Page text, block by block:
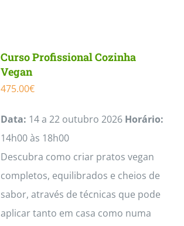
Curso Profissional Cozinha
Vegan
475.00€
Data: 14 a 22 outubro 2026 Horário:
14h00 às 18h00
Descubra como criar pratos vegan
completos, equilibrados e cheios de
sabor, através de técnicas que pode
aplicar tanto em casa como numa